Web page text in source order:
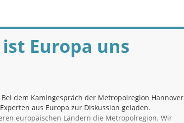
Europa uns
dem Kamingespräch der Metropolregion Hannover
aus Europa zur Diskussion geladen.
europäischen Ländern die Metropolregion. Wir